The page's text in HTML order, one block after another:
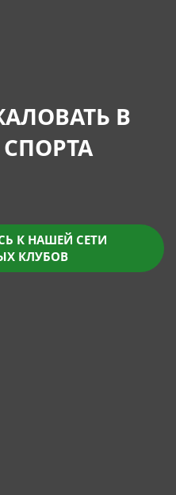
В
К НАШЕЙ СЕТИ
КЛУБОВ